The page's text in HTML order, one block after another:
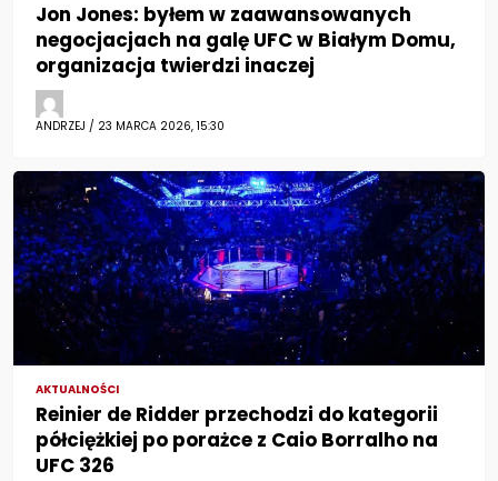
Jon Jones: byłem w zaawansowanych
negocjacjach na galę UFC w Białym Domu,
organizacja twierdzi inaczej
ANDRZEJ / 23 MARCA 2026, 15:30
AKTUALNOŚCI
Reinier de Ridder przechodzi do kategorii
półciężkiej po porażce z Caio Borralho na
UFC 326